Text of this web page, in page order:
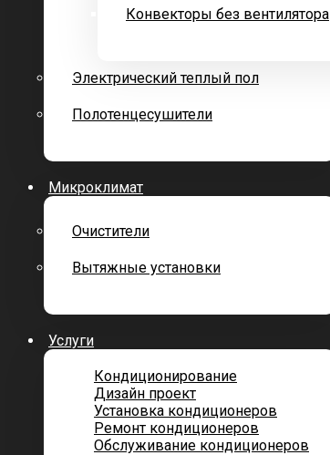
Конвекторы без вентилятора
Электрический теплый пол
Полотенцесушители
Микроклимат
Очистители
Вытяжные установки
Услуги
Кондиционирование
Дизайн проект
Установка кондиционеров
Ремонт кондиционеров
Обслуживание кондиционеров